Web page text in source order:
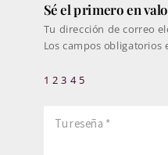
Sé el primero en
Tu dirección de correo
Los campos obligatorios
1 2 3 4 5